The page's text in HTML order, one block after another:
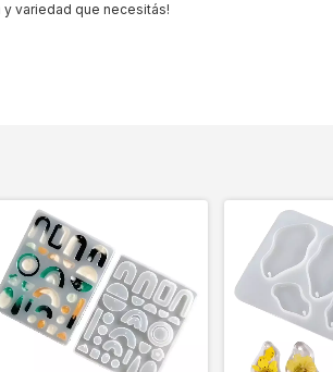
variedad que necesitás!